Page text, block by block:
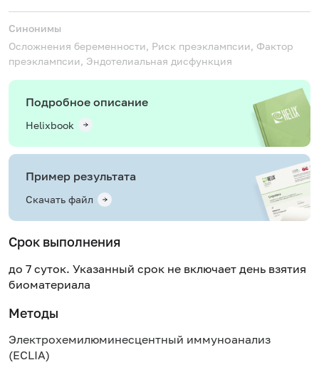
Синонимы
Осложнения беременности, Риск преэклампсии, Фактор
преэклампсии, Эндотелиальная дисфункция
Подробное описание
Helixbook
Пример результата
Скачать файл
Срок выполнения
до 7 суток. Указанный срок не включает день взятия
биоматериала
Методы
Электрохемилюминесцентный иммуноанализ
(ECLIA)